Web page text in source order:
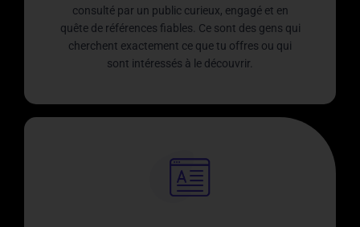
consulté par un public curieux, engagé et en
quête de références fiables. Ce sont des gens qui
cherchent exactement ce que tu offres ou qui
sont intéressés à le découvrir.